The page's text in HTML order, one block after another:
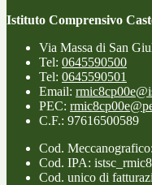
Istituto Comprensivo
Via Massa di San
Tel: 0645590500
Tel: 0645590501
Email:
PEC:
C.F.: 97616500589
Cod.
Cod. IPA:
Cod. unico di